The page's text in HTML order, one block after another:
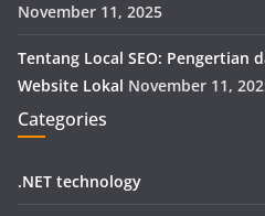
November 11, 2025
Tentang Local SEO: Pengertian
Website Lokal November 11,
Categories
.NET technology